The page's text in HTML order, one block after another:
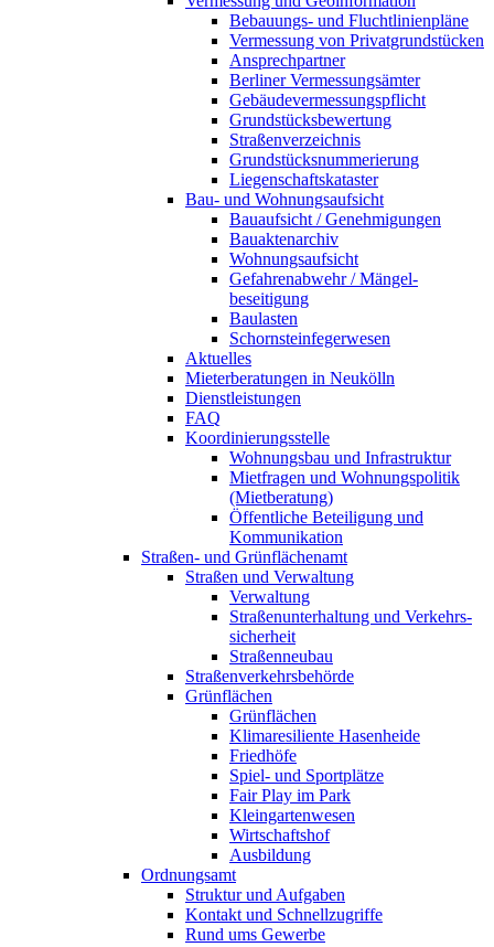
Bebauungs- und Flucht­linien­pläne
Vermessung von Privat­grundstücken
Ansprechpartner
Berliner Vermessungs­ämter
Gebäudever­messungspflicht
Grundstücks­bewertung
Straßen­verzeichnis
Grundstücks­nummerierung
Liegenschafts­kataster
Bau- und Wohnungs­aufsicht
Bauaufsicht / Genehmigungen
Bauaktenarchiv
Wohnungs­aufsicht
Gefahrenabwehr / Mängel­
beseitigung
Baulasten
Schornstein­fegerwesen
Aktuelles
Mieterberatungen in Neukölln
Dienstleistungen
FAQ
Koordinierungsstelle
Wohnungsbau und Infrastruktur
Mietfragen und Wohnungspolitik
(Mietberatung)
Öffentliche Beteiligung und
Kommunikation
Straßen- und Grünflächen­amt
Straßen und Verwaltung
Verwaltung
Straßen­unterhaltung und Verkehrs­
sicherheit
Straßenneubau
Straßenverkehrs­behörde
Grünflächen
Grünflächen
Klimaresiliente Hasenheide
Friedhöfe
Spiel- und Sportplätze
Fair Play im Park
Kleingarten­wesen
Wirtschaftshof
Ausbildung
Ordnungsamt
Struktur und Aufgaben
Kontakt und Schnellzugriffe
Rund ums Gewerbe